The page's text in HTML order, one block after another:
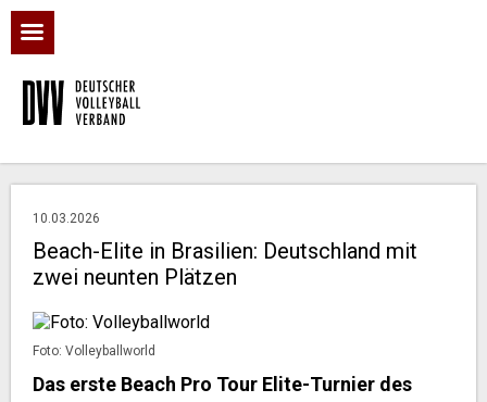
10.03.2026
Beach-Elite in Brasilien: Deutschland mit
zwei neunten Plätzen
Foto: Volleyballworld
Das erste Beach Pro Tour Elite-Turnier des